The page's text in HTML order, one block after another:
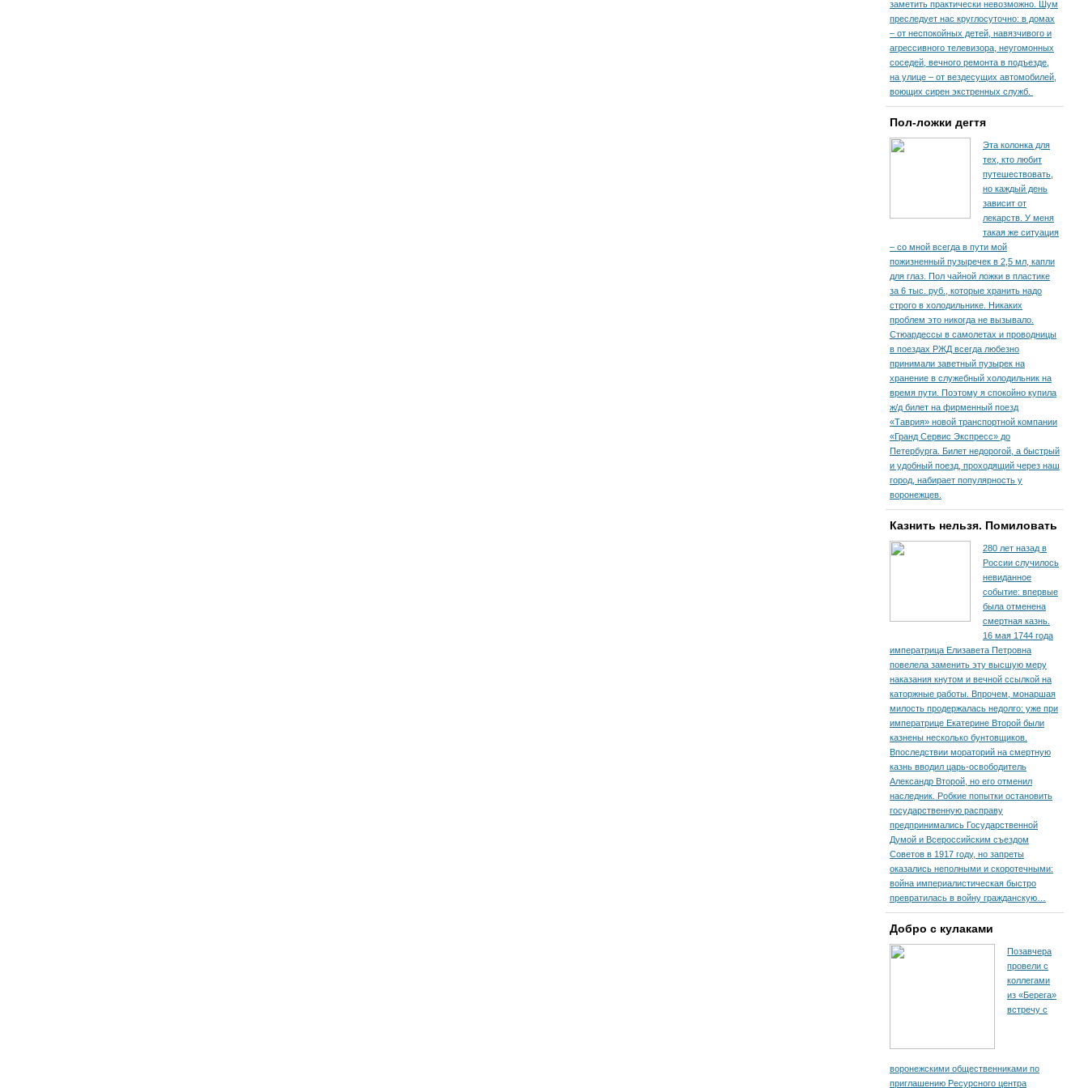
заметить практически невозможно. Шум
преследует нас круглосуточно: в домах
– от неспокойных детей, навязчивого и
агрессивного телевизора, неугомонных
соседей, вечного ремонта в подъезде,
на улице – от вездесущих автомобилей,
воющих сирен экстренных служб.
Пол-ложки дегтя
Эта колонка для
тех, кто любит
путешествовать,
но каждый день
зависит от
лекарств. У меня
такая же ситуация
– со мной всегда в пути мой
пожизненный пузыречек в 2,5 мл, капли
для глаз. Пол чайной ложки в пластике
за 6 тыс. руб., которые хранить надо
строго в холодильнике. Никаких
проблем это никогда не вызывало.
Стюардессы в самолетах и проводницы
в поездах РЖД всегда любезно
принимали заветный пузырек на
хранение в служебный холодильник на
время пути. По­этому я спокойно купила
ж/д билет на фирменный поезд
«Таврия» новой транспортной компании
«Гранд Сервис Экспресс» до
Петербурга. Билет недорогой, а быстрый
и удобный поезд, проходящий через наш
город, набирает популярность у
воронежцев.
Казнить нельзя. Помиловать
280 лет назад в
России случилось
невиданное
событие: впервые
была отменена
смертная казнь.
16 мая 1744 года
императрица Елизавета Петровна
повелела заменить эту высшую меру
наказания кнутом и вечной ссылкой на
каторжные работы. Впрочем, монаршая
милость продержалась недолго: уже при
императрице Екатерине Второй были
казнены несколько бунтовщиков.
Впоследствии мораторий на смертную
казнь вводил царь-освободитель
Александр Второй, но его отменил
наследник. Робкие попытки остановить
государственную расправу
предпринимались Государственной
Думой и Всероссийским съездом
Советов в 1917 году, но запреты
оказались неполными и скоротечными:
война империалистическая быстро
превратилась в войну гражданскую…
Добро с кулаками
Позавчера
провели с
коллегами
из «Берега»
встречу с
воронежскими общественниками по
приглашению Ресурсного центра